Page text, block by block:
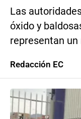
Las
óxido y
representan
Redacción EC